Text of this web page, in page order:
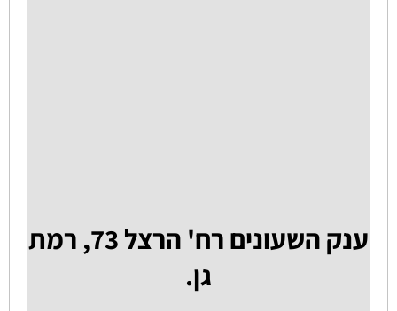
ענק השעונים רח' הרצל 73, רמת
גן.